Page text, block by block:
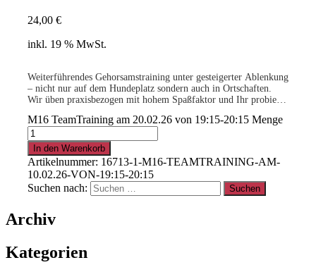
24,00 €
inkl. 19 % MwSt.
Weiterführendes Gehorsamstraining unter gesteigerter Ablenkung
– nicht nur auf dem Hundeplatz sondern auch in Ortschaften.
Wir üben praxisbezogen mit hohem Spaßfaktor und Ihr probiert
sicher nicht langweilig!
Voraussetzung: Mehrmals erfolgreich am M15 teilgenommen.
Dein Trainer sagt Dir, wann Ihr soweit seid!
.
15% für Clubmitglieder!Infohier
.
Clubmitglied werden ?
M16 TeamTraining am 20.02.26 von 19:15-20:15 Menge
In den Warenkorb
Artikelnummer: 16713-1-M16-TEAMTRAINING-AM-
10.02.26-VON-19:15-20:15
Suchen nach:
Archiv
Kategorien